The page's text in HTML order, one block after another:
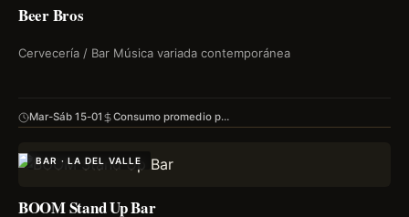
Beer Bros
Cervecería / Bar Música variada contemporánea
Mar-Sáb 15-01 Consumo promedio p…
BAR · LA DEL VALLE
BOOM Stand Up Bar